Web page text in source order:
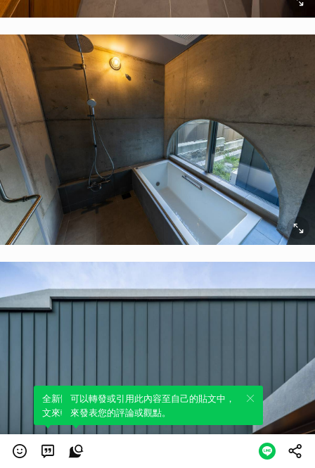
全新體驗！一鍵引用此內容，透過發布貼
文來輕鬆表達個人立場。
可以轉發或引用此內容至自己的貼文中，
來發表您的評論或觀點。